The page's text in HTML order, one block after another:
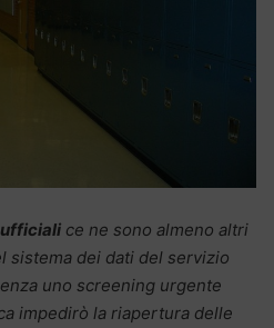
ce ne sono almeno altri
sistema dei dati del servizio
uno screening urgente
impedirò la riapertura delle